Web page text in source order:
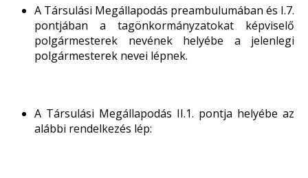
A Társulási Megállapodás preambulumában és I.7.
pontjában a tagönkormányzatokat képviselő
polgármesterek nevének helyébe a jelenlegi
polgármesterek nevei lépnek.
A Társulási Megállapodás II.1. pontja helyébe az
alábbi rendelkezés lép: